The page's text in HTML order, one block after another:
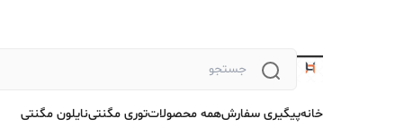
خانهپیگیری سفارشهمه محصولاتتوری مگنتینایلون مگنتی